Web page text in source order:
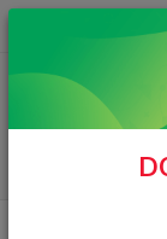
Chat / Online podpora -